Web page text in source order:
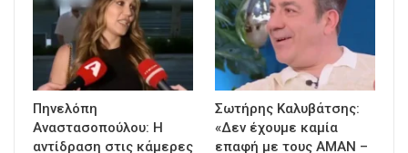
Πηνελόπη
Αναστασοπούλου: Η
αντίδραση στις κάμερες
Σωτήρης Καλυβάτσης:
«Δεν έχουμε καμία
επαφή με τους ΑΜΑΝ –